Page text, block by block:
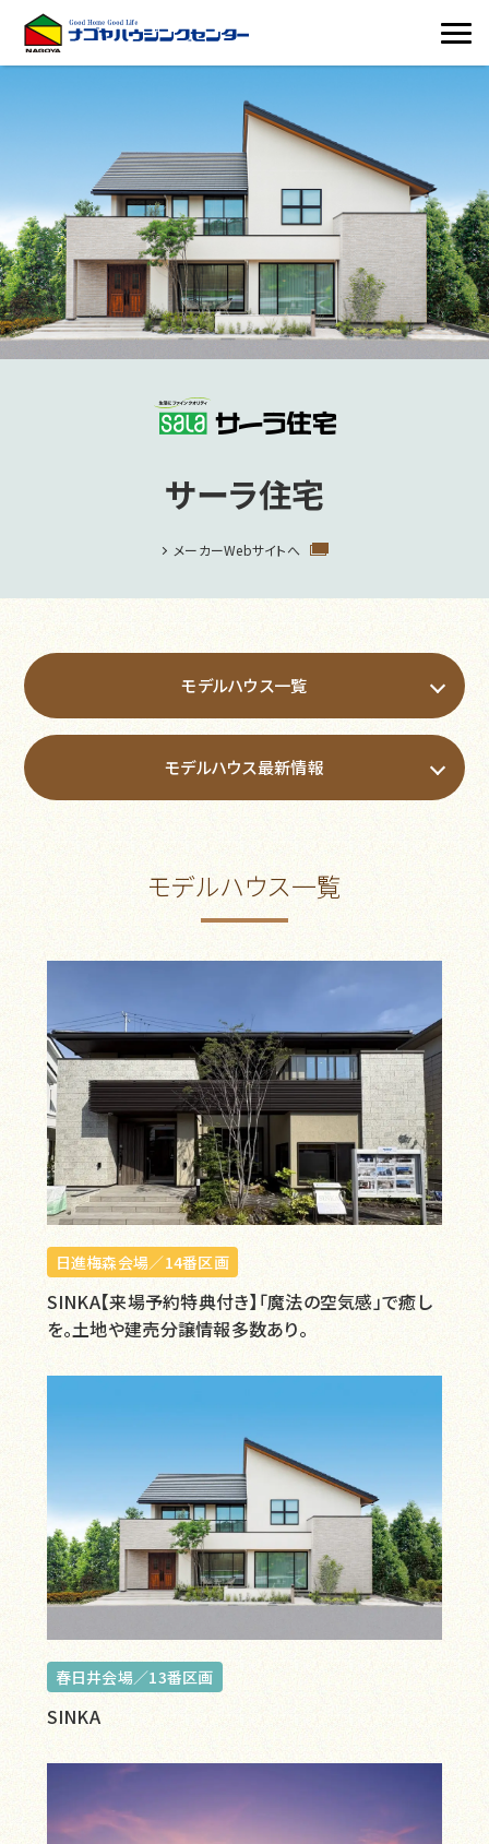
サーラ住宅
メーカーWebサイトへ
モデルハウス一覧
モデルハウス最新情報
モデルハウス一覧
日進梅森会場／14番区画
SINKA【来場予約特典付き】「魔法の空気感」で癒し
を。土地や建売分譲情報多数あり。
春日井会場／13番区画
SINKA